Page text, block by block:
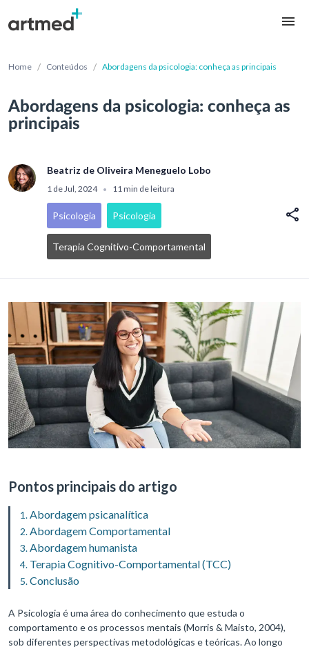
Home / Conteúdos / Abordagens da psicologia: conheça as principais
Abordagens da psicologia: conheça as
principais
Beatriz de Oliveira Meneguelo Lobo
1 de Jul, 2024 • 11 min de leitura
Psicologia Psicologia
Terapia Cognitivo-Comportamental
Pontos principais do artigo
Abordagem psicanalítica
Abordagem Comportamental
Abordagem humanista
Terapia Cognitivo-Comportamental (TCC)
Conclusão
A Psicologia é uma área do conhecimento que estuda o
comportamento e os processos mentais (Morris & Maisto, 2004),
sob diferentes perspectivas metodológicas e teóricas. Ao longo